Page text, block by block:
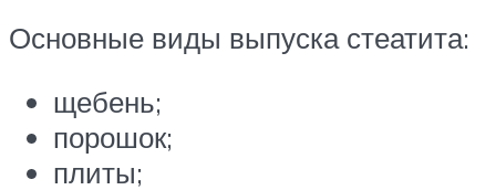
Основные виды выпуска стеатита:
щебень;
порошок;
плиты;